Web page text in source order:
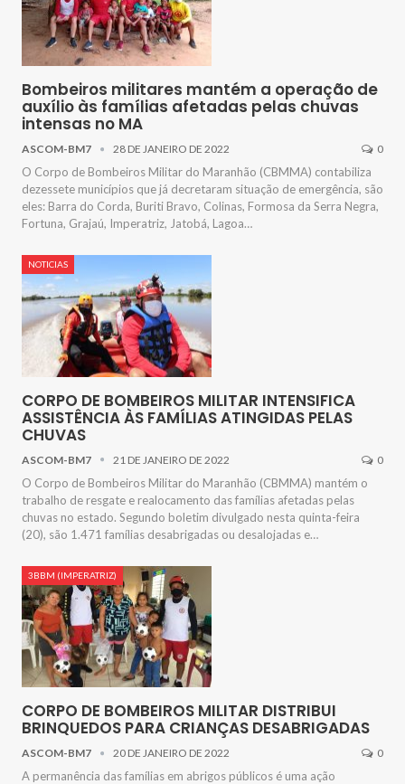
Bombeiros militares mantém a operação de
auxílio às famílias afetadas pelas chuvas
intensas no MA
ASCOM-BM7 28 DE JANEIRO DE 2022 0
O Corpo de Bombeiros Militar do Maranhão (CBMMA) contabiliza
dezessete municípios que já decretaram situação de emergência, são
eles: Barra do Corda, Buriti Bravo, Colinas, Formosa da Serra Negra,
Fortuna, Grajaú, Imperatriz, Jatobá, Lagoa…
NOTICIAS
CORPO DE BOMBEIROS MILITAR INTENSIFICA
ASSISTÊNCIA ÀS FAMÍLIAS ATINGIDAS PELAS
CHUVAS
ASCOM-BM7 21 DE JANEIRO DE 2022 0
O Corpo de Bombeiros Militar do Maranhão (CBMMA) mantém o
trabalho de resgate e realocamento das famílias afetadas pelas
chuvas no estado. Segundo boletim divulgado nesta quinta-feira
(20), são 1.471 famílias desabrigadas ou desalojadas e…
3BBM (IMPERATRIZ)
CORPO DE BOMBEIROS MILITAR DISTRIBUI
BRINQUEDOS PARA CRIANÇAS DESABRIGADAS
ASCOM-BM7 20 DE JANEIRO DE 2022 0
A permanência das famílias em abrigos públicos é uma ação